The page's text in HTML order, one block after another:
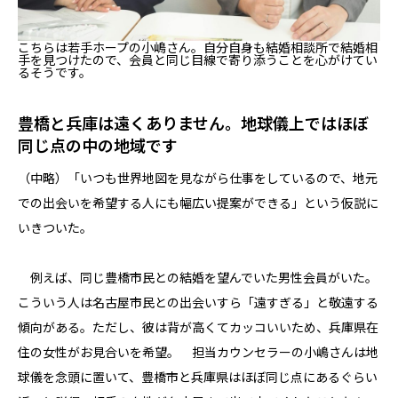
こちらは若手ホープの小嶋さん。自分自身も結婚相談所で結婚相
手を見つけたので、会員と同じ目線で寄り添うことを心がけてい
るそうです。
豊橋と兵庫は遠くありません。地球儀上ではほぼ
同じ点の中の地域です
（中略）「いつも世界地図を見ながら仕事をしているので、地元
での出会いを希望する人にも幅広い提案ができる」という仮説に
いきついた。
例えば、同じ豊橋市民との結婚を望んでいた男性会員がいた。
こういう人は名古屋市民との出会いすら「遠すぎる」と敬遠する
傾向がある。ただし、彼は背が高くてカッコいいため、兵庫県在
住の女性がお見合いを希望。 担当カウンセラーの小嶋さんは地
球儀を念頭に置いて、豊橋市と兵庫県はほぼ同じ点にあるぐらい